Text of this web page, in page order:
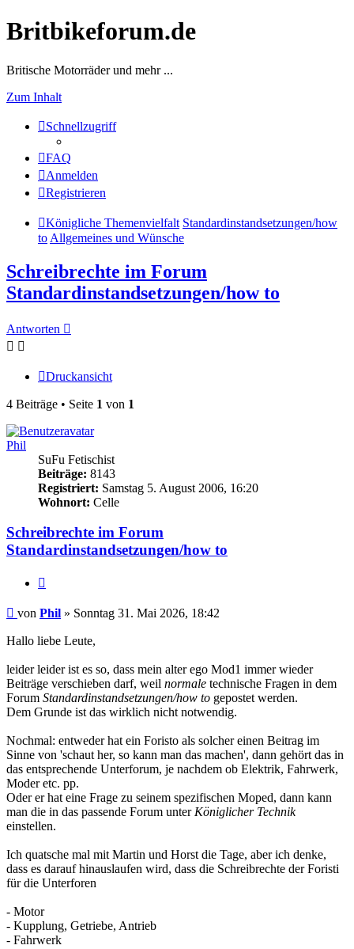
Britbikeforum.de
Britische Motorräder und mehr ...
Zum Inhalt
Schnellzugriff
FAQ
Anmelden
Registrieren
Königliche Themenvielfalt Standardinstandsetzungen/how
to Allgemeines und Wünsche
Schreibrechte im Forum
Standardinstandsetzungen/how to
Antworten
Druckansicht
4 Beiträge • Seite 1 von 1
Phil
SuFu Fetischist
Beiträge: 8143
Registriert: Samstag 5. August 2006, 16:20
Wohnort: Celle
Schreibrechte im Forum
Standardinstandsetzungen/how to
Beitrag
von Phil » Sonntag 31. Mai 2026, 18:42
Hallo liebe Leute,
leider leider ist es so, dass mein alter ego Mod1 immer wieder
Beiträge verschieben darf, weil normale technische Fragen in dem
Forum Standardinstandsetzungen/how to gepostet werden.
Dem Grunde ist das wirklich nicht notwendig.
Nochmal: entweder hat ein Foristo als solcher einen Beitrag im
Sinne von 'schaut her, so kann man das machen', dann gehört das in
das entsprechende Unterforum, je nachdem ob Elektrik, Fahrwerk,
Moder etc. pp.
Oder er hat eine Frage zu seinem spezifischen Moped, dann kann
man die in das passende Forum unter Königlicher Technik
einstellen.
Ich quatsche mal mit Martin und Horst die Tage, aber ich denke,
dass es darauf hinauslaufen wird, dass die Schreibrechte der Foristi
für die Unterforen
- Motor
- Kupplung, Getriebe, Antrieb
- Fahrwerk